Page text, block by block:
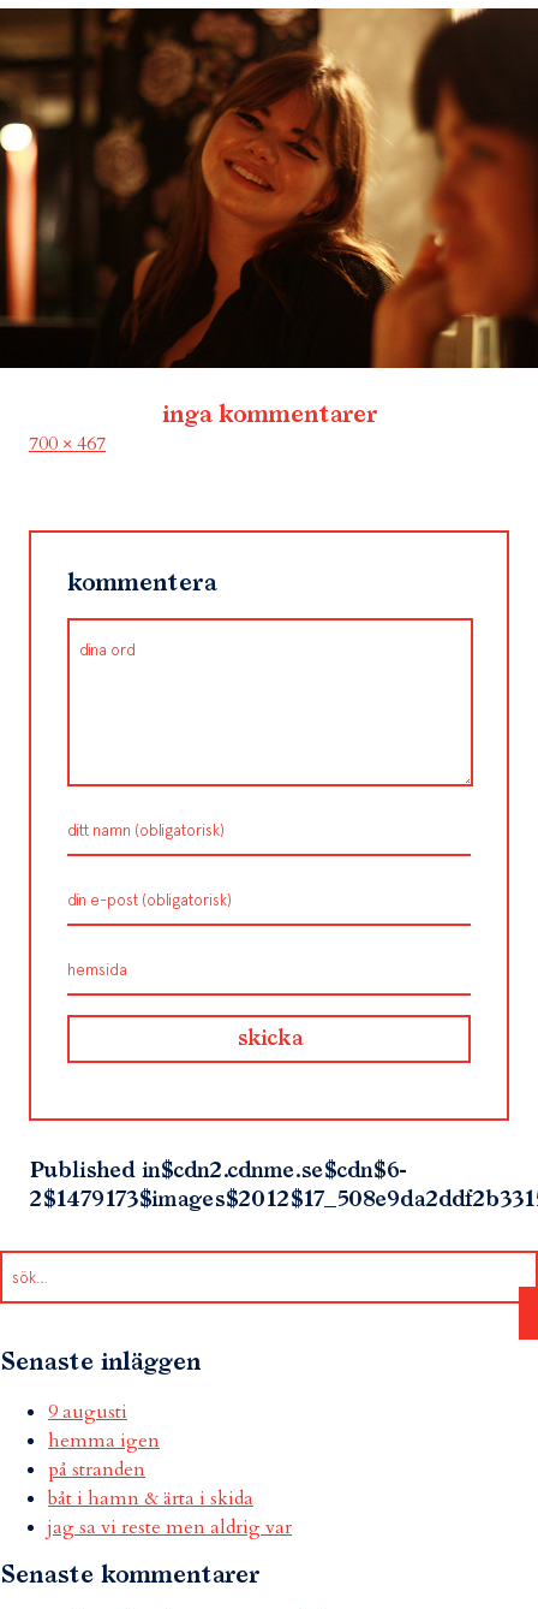
inga kommentarer
Full
700 × 467
kommentera
Published in$cdn2.cdnme.se$cdn$6-
Senaste inläggen
9 augusti
hemma igen
på stranden
båt i hamn & ärta i skida
jag sa vi reste men aldrig var
Senaste kommentarer